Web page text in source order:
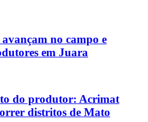
no campo e
em Juara
do produtor: Acrimat
distritos de Mato